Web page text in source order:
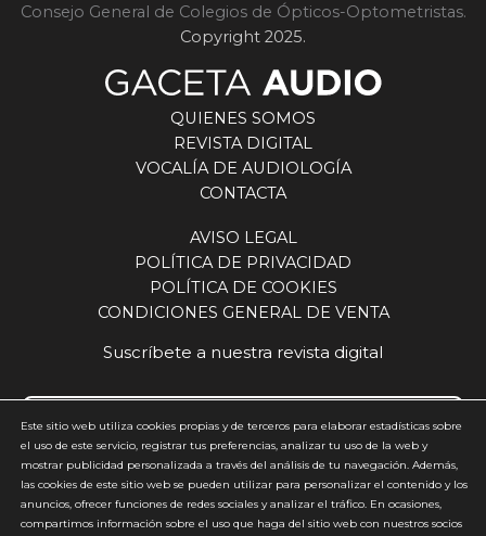
Consejo General de Colegios de Ópticos-Optometristas.
Copyright 2025.
QUIENES SOMOS
REVISTA DIGITAL
VOCALÍA DE AUDIOLOGÍA
CONTACTA
AVISO LEGAL
POLÍTICA DE PRIVACIDAD
POLÍTICA DE COOKIES
CONDICIONES GENERAL DE VENTA
Suscríbete a nuestra revista digital
Acepto y estoy de acuerdo con lapolítica de privacidad(requerido)
*
Este sitio web utiliza cookies propias y de terceros para elaborar estadísticas sobre
el uso de este servicio, registrar tus preferencias, analizar tu uso de la web y
mostrar publicidad personalizada a través del análisis de tu navegación. Además,
las cookies de este sitio web se pueden utilizar para personalizar el contenido y los
anuncios, ofrecer funciones de redes sociales y analizar el tráfico. En ocasiones,
compartimos información sobre el uso que haga del sitio web con nuestros socios